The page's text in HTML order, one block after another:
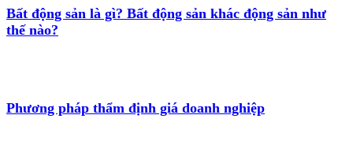
Bất động sản là gì? Bất động sản khác động sản như
thế nào?
Phương pháp thẩm định giá doanh nghiệp